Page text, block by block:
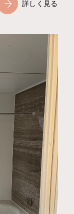
詳しく見る